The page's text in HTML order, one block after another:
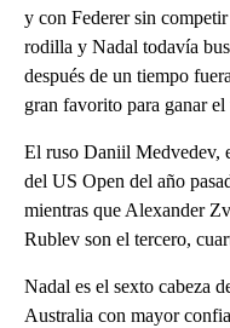
y con Federer sin
rodilla y Nadal todavía
después de un tiempo
gran favorito para ganar
El ruso Daniil Medvedev,
del US Open del año
mientras que Alexander
Rublev son el tercero,
Nadal es el sexto cabeza
Australia con mayor